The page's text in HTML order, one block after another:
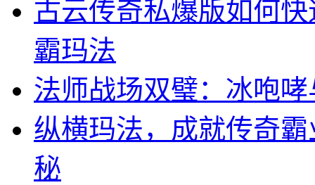
古云传奇私爆版如何
霸玛法
法师战场双璧：冰咆
纵横玛法，成就传奇
秘